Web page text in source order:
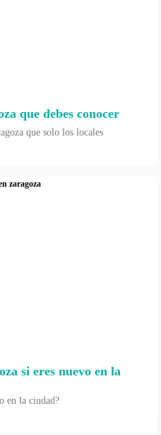
que debes conocer
que solo los locales
si eres nuevo en la
en la ciudad?